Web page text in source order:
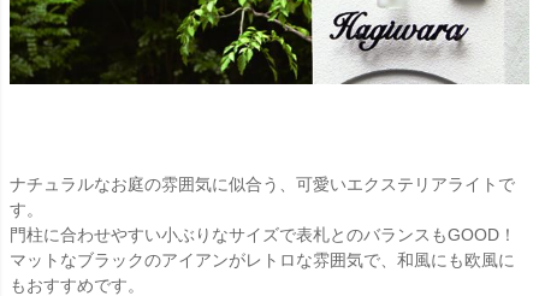
ナチュラルなお庭の雰囲気に似合う、可愛いエクステリアライトで
す。
門柱に合わせやすい小ぶりなサイズで表札とのバランスもGOOD！
マットなブラックのアイアンがレトロな雰囲気で、和風にも欧風に
もおすすめです。